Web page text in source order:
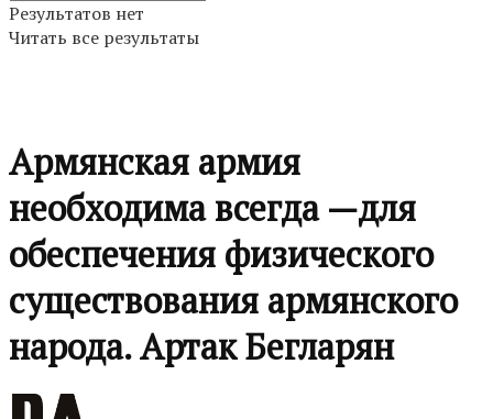
Результатов нет
Читать все результаты
Армянская армия
необходима всегда —для
обеспечения физического
существования армянского
народа. Артак Бегларян